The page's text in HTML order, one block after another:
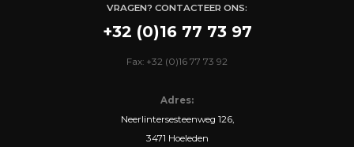
VRAGEN? CONTACTEER ONS:
+32 (0)16 77 73 97
Fax: +32 (0)16 77 73 92
Adres:
Neerlintersesteenweg 126,
3471 Hoeleden